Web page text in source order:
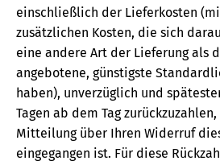
einschließlich der Lieferkosten
zusätzlichen Kosten, die sich
eine andere Art der Lieferung als
angebotene, günstigste
haben), unverzüglich und
Tagen ab dem Tag
Mitteilung über Ihren Widerruf
eingegangen ist. Für diese